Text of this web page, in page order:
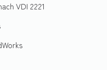
VDI 2221